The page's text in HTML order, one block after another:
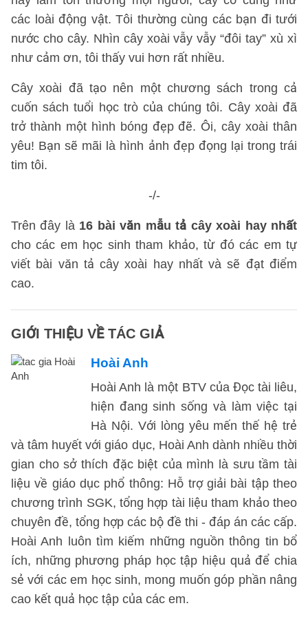
các loài động vật. Tôi thường cùng các bạn đi tưới
nước cho cây. Nhìn cây xoài vẫy vẫy “đôi tay” xù xì
như cảm ơn, tôi thấy vui hơn rất nhiều.
Cây xoài đã tạo nên một chương sách trong cả
cuốn sách tuổi học trò của chúng tôi. Cây xoài đã
trở thành một hình bóng đẹp đẽ. Ôi, cây xoài thân
yêu! Bạn sẽ mãi là hình ảnh đẹp đọng lại trong trái
tim tôi.
-/-
Trên đây là 16 bài văn mẫu tả cây xoài hay nhất
cho các em học sinh tham khảo, từ đó các em tự
viết bài văn tả cây xoài hay nhất và sẽ đạt điểm
cao.
GIỚI THIỆU VỀ TÁC GIẢ
Hoài Anh
Hoài Anh là một BTV của Đọc tài liêu,
hiện đang sinh sống và làm việc tại
Hà Nội. Với lòng yêu mến thế hệ trẻ
và tâm huyết với giáo dục, Hoài Anh dành nhiều thời
gian cho sở thích đặc biệt của mình là sưu tầm tài
liệu về giáo dục phổ thông: Hỗ trợ giải bài tập theo
chương trình SGK, tổng hợp tài liệu tham khảo theo
chuyên đề, tổng hợp các bộ đề thi - đáp án các cấp.
Hoài Anh luôn tìm kiếm những nguồn thông tin bổ
ích, những phương pháp học tập hiệu quả để chia
sẻ với các em học sinh, mong muốn góp phần nâng
cao kết quả học tập của các em.